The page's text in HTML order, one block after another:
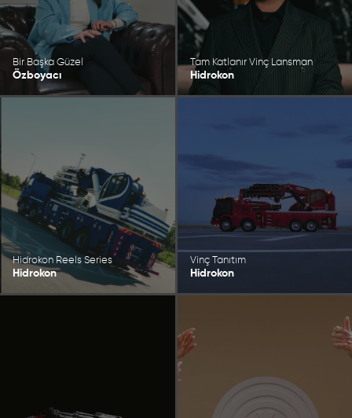
Bir Başka Güzel
Özboyacı
Tam Katlanır Vinç Lansman
Hidrokon
Hidrokon Reels Series
Hidrokon
Vinç Tanıtım
Hidrokon